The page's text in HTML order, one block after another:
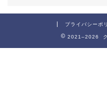
プライバシーポ
2021–2026 ク